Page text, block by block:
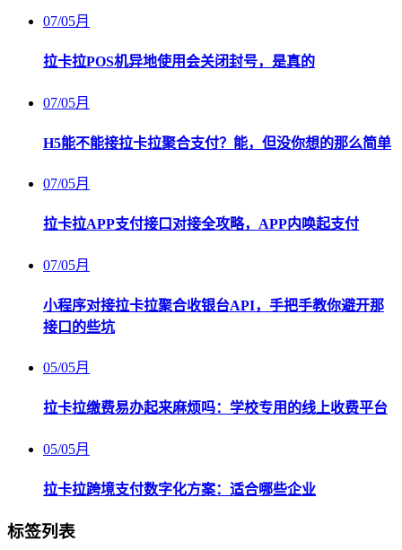
07/05月
拉卡拉POS机异地使用会关闭封号，是真的
07/05月
H5能不能接拉卡拉聚合支付？能，但没你想的那么简单
07/05月
拉卡拉APP支付接口对接全攻略，APP内唤起支付
07/05月
小程序对接拉卡拉聚合收银台API，手把手教你避开那
接口的些坑
05/05月
拉卡拉缴费易办起来麻烦吗：学校专用的线上收费平台
05/05月
拉卡拉跨境支付数字化方案：适合哪些企业
标签列表